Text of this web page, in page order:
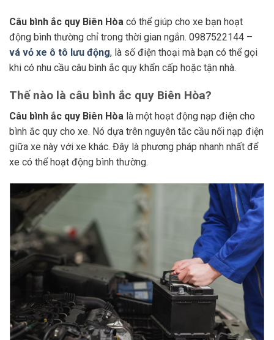
Câu bình ắc quy Biên Hòa có thể giúp cho xe bạn hoạt
động bình thường chỉ trong thời gian ngắn. 0987522144 –
vá vỏ xe ô tô lưu động, là số điện thoại mà bạn có thể gọi
khi có nhu cầu câu bình ắc quy khẩn cấp hoặc tận nhà.
Thế nào là câu bình ắc quy Biên Hòa?
Câu bình ắc quy Biên Hòa là một hoạt động nạp điện cho
bình ắc quy cho xe. Nó dựa trên nguyên tắc cầu nối nạp điện
giữa xe này với xe khác. Đây là phương pháp nhanh nhất để
xe có thể hoạt động bình thường.